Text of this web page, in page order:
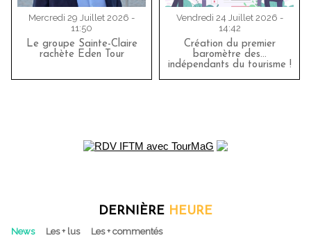
Mercredi 29 Juillet 2026 -
11:50
Le groupe Sainte-Claire
rachète Eden Tour
Vendredi 24 Juillet 2026 -
14:42
Création du premier
baromètre des…
indépendants du tourisme !
DERNIÈRE HEURE
News Les + lus Les + commentés